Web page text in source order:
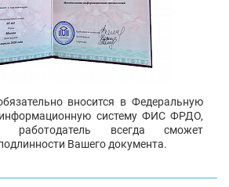
вносится в Федеральную
информационную систему ФИС ФРДО,
работодатель всегда сможет
Вашего документа.